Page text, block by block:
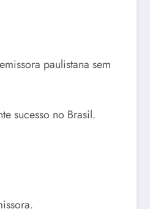
paulistana sem
sucesso no Brasil.